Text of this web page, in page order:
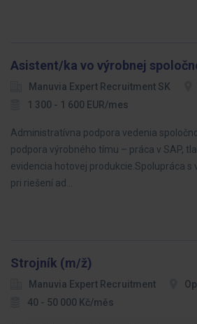
Asistent/ka vo výrobnej
Manuvia Expert Recruitment SK
1 300 - 1 600 EUR/mes
Administratívna podpora vedenia
podpora výrobného tímu – práca v SAP,
evidencia hotovej produkcie.Spolupráca s
pri riešení ad…
Strojník (m/ž)
Manuvia Expert Recruitment
40 - 50 000 Kč/měs